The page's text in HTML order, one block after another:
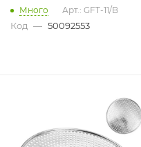
Много Арт.: GFT-11/B
Код — 50092553